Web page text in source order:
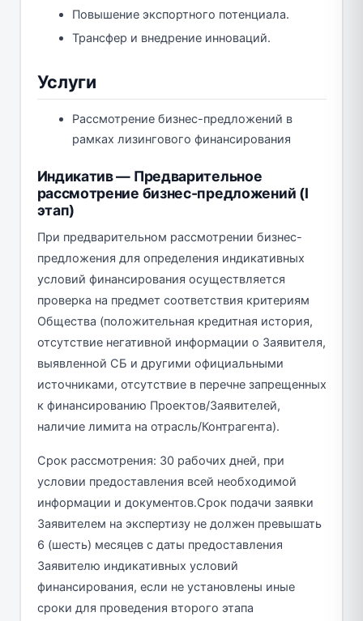
Повышение экспортного потенциала.
Трансфер и внедрение инноваций.
Услуги
Рассмотрение бизнес-предложений в
рамках лизингового финансирования
Индикатив — Предварительное
рассмотрение бизнес-предложений (I
этап)
При предварительном рассмотрении бизнес-
предложения для определения индикативных
условий финансирования осуществляется
проверка на предмет соответствия критериям
Общества (положительная кредитная история,
отсутствие негативной информации о Заявителя,
выявленной СБ и другими официальными
источниками, отсутствие в перечне запрещенных
к финансированию Проектов/Заявителей,
наличие лимита на отрасль/Контрагента).
Срок рассмотрения: 30 рабочих дней, при
условии предоставления всей необходимой
информации и документов.Срок подачи заявки
Заявителем на экспертизу не должен превышать
6 (шесть) месяцев с даты предоставления
Заявителю индикативных условий
финансирования, если не установлены иные
сроки для проведения второго этапа